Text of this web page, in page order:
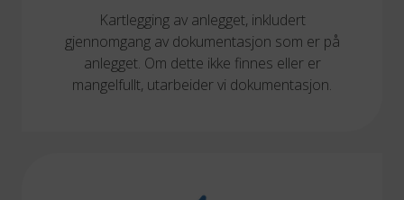
Kartlegging av anlegget, inkludert
gjennomgang av dokumentasjon som er på
anlegget. Om dette ikke finnes eller er
mangelfullt, utarbeider vi dokumentasjon.